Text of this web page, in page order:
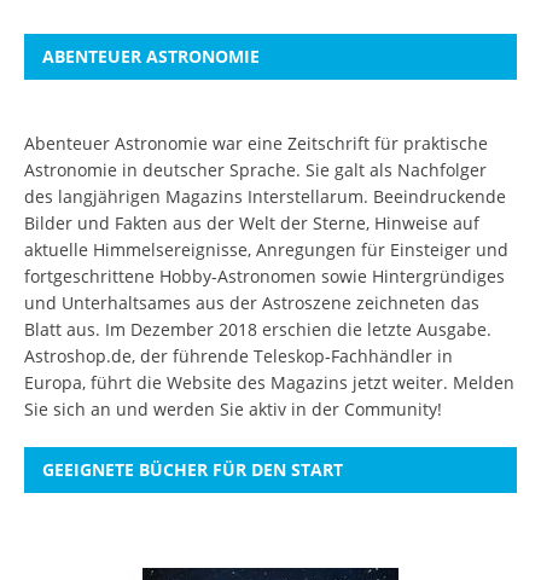
ABENTEUER ASTRONOMIE
Abenteuer Astronomie war eine Zeitschrift für praktische
Astronomie in deutscher Sprache. Sie galt als Nachfolger
des langjährigen Magazins Interstellarum. Beeindruckende
Bilder und Fakten aus der Welt der Sterne, Hinweise auf
aktuelle Himmelsereignisse, Anregungen für Einsteiger und
fortgeschrittene Hobby-Astronomen sowie Hintergründiges
und Unterhaltsames aus der Astroszene zeichneten das
Blatt aus. Im Dezember 2018 erschien die letzte Ausgabe.
Astroshop.de, der führende Teleskop-Fachhändler in
Europa, führt die Website des Magazins jetzt weiter. Melden
Sie sich an und werden Sie aktiv in der Community!
GEEIGNETE BÜCHER FÜR DEN START